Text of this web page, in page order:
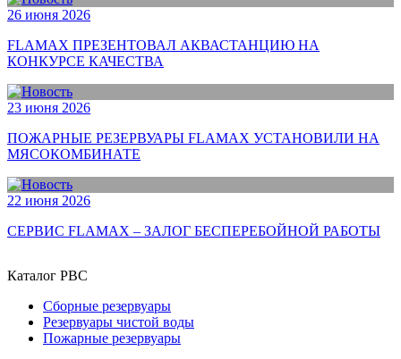
26 июня 2026
FLAMAX ПРЕЗЕНТОВАЛ АКВАСТАНЦИЮ НА
КОНКУРСЕ КАЧЕСТВА
23 июня 2026
ПОЖАРНЫЕ РЕЗЕРВУАРЫ FLAMAX УСТАНОВИЛИ НА
МЯСОКОМБИНАТЕ
22 июня 2026
СЕРВИС FLAMAX – ЗАЛОГ БЕСПЕРЕБОЙНОЙ РАБОТЫ
Каталог РВС
Сборные резервуары
Резервуары чистой воды
Пожарные резервуары